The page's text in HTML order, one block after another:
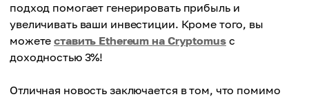
подход помогает генерировать прибыль и
увеличивать ваши инвестиции. Кроме того, вы
можетеставить Ethereum на Cryptomusс
доходностью 3%!
Отличная новость заключается в том, что помимо